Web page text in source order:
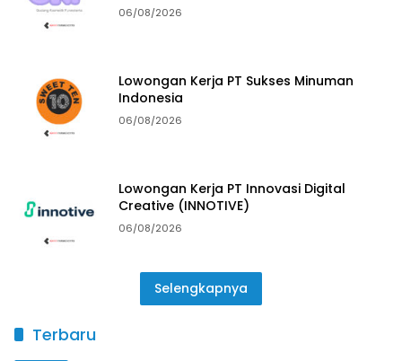
06/08/2026
Lowongan Kerja PT Sukses Minuman
Indonesia
06/08/2026
Lowongan Kerja PT Innovasi Digital
Creative (INNOTIVE)
06/08/2026
Selengkapnya
Terbaru